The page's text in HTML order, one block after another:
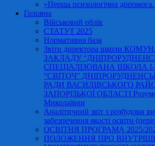
«Перша психологічна
Головна
Військовий облік
СТАТУТ 2025
Нормативна база
Звіти директора школи
ЗАКЛАДУ
СПЕЦІАЛІЗОВАНА ШКОЛА І-
“СВІТОЧ”
РАДИ ВАСИЛІВСЬКОГО
ЗАПОРІЗЬКОЇ ОБЛАСТІ
Миколаївни
Аналітичний звіт з розбудови
забезпечення якості освіти
ОСВІТНЯ ПРОГРАМА 2025/
ПОЛОЖЕННЯ ПРО